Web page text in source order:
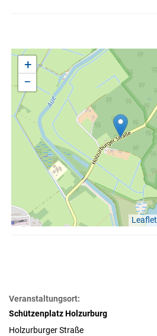
+
−
Leaflet
Veranstaltungsort:
Schützenplatz Holzurburg
Holzurburger Straße